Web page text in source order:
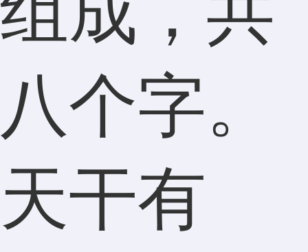
八个字。
天干有